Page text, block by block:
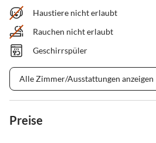
Haustiere nicht erlaubt
Rauchen nicht erlaubt
Geschirrspüler
Alle Zimmer/Ausstattungen anzeigen
Preise